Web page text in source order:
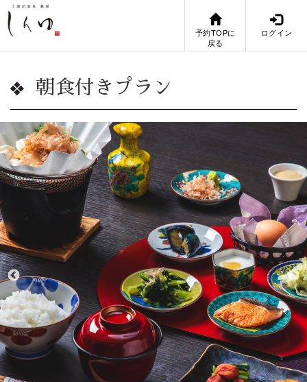
予約TOPに
戻る
ログイン
朝食付きプラン